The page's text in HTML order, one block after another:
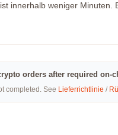
innerhalb weniger Minuten.
orders after required on-
completed. See Lieferrichtlinie /